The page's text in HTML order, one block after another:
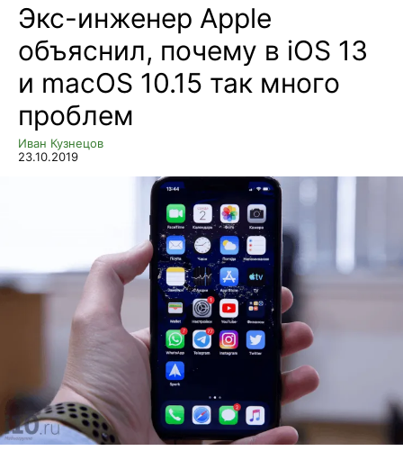
Экс-инженер Apple
объяснил, почему в iOS 13
и macOS 10.15 так много
проблем
Иван Кузнецов
23.10.2019